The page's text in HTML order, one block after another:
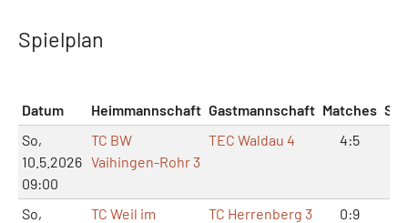
Spielplan
Datum Heimmannschaft Gastmannschaft Matches
So,
10.5.2026
09:00
TC BW
Vaihingen-Rohr 3
TEC Waldau 4 4:5
So,
TC Weil im
TC Herrenberg 3 0:9